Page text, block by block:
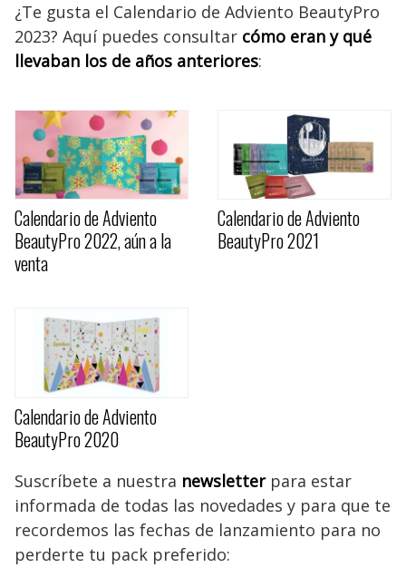
¿Te gusta el Calendario de Adviento BeautyPro
2023? Aquí puedes consultar cómo eran y qué
llevaban los de años anteriores:
Calendario de Adviento
BeautyPro 2022, aún a la
venta
Calendario de Adviento
BeautyPro 2021
Calendario de Adviento
BeautyPro 2020
Suscríbete a nuestra newsletterpara estar
informada de todas las novedades y para que te
recordemos las fechas de lanzamiento para no
perderte tu pack preferido: